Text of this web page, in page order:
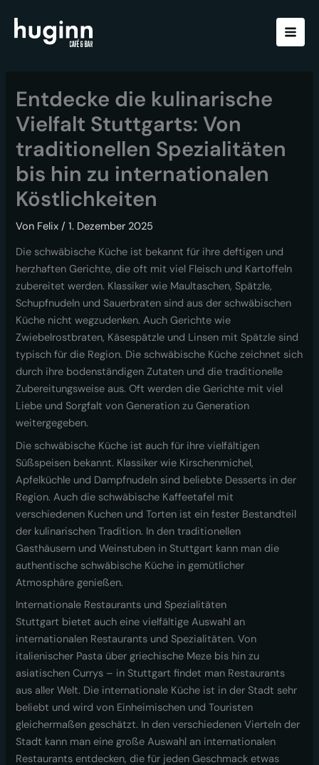
Inhalt
springen
Entdecke die kulinarische
Vielfalt Stuttgarts: Von
traditionellen Spezialitäten
bis hin zu internationalen
Köstlichkeiten
Von Felix/1. Dezember 2025
Die schwäbische Küche ist bekannt für ihre deftigen und
herzhaften Gerichte, die oft mit viel Fleisch und Kartoffeln
zubereitet werden. Klassiker wie Maultaschen, Spätzle,
Schupfnudeln und Sauerbraten sind aus der schwäbischen
Küche nicht wegzudenken. Auch Gerichte wie
Zwiebelrostbraten, Käsespätzle und Linsen mit Spätzle sind
typisch für die Region. Die schwäbische Küche zeichnet sich
durch ihre bodenständigen Zutaten und die traditionelle
Zubereitungsweise aus. Oft werden die Gerichte mit viel
Liebe und Sorgfalt von Generation zu Generation
weitergegeben.
Die schwäbische Küche ist auch für ihre vielfältigen
Süßspeisen bekannt. Klassiker wie Kirschenmichel,
Apfelküchle und Dampfnudeln sind beliebte Desserts in der
Region. Auch die schwäbische Kaffeetafel mit
verschiedenen Kuchen und Torten ist ein fester Bestandteil
der kulinarischen Tradition. In den traditionellen
Gasthäusern und Weinstuben in Stuttgart kann man die
authentische schwäbische Küche in gemütlicher
Atmosphäre genießen.
Internationale Restaurants und Spezialitäten
Stuttgart bietet auch eine vielfältige Auswahl an
internationalen Restaurants und Spezialitäten. Von
italienischer Pasta über griechische Meze bis hin zu
asiatischen Currys – in Stuttgart findet man Restaurants
aus aller Welt. Die internationale Küche ist in der Stadt sehr
beliebt und wird von Einheimischen und Touristen
gleichermaßen geschätzt. In den verschiedenen Vierteln der
Stadt kann man eine große Auswahl an internationalen
Restaurants entdecken, die für jeden Geschmack etwas